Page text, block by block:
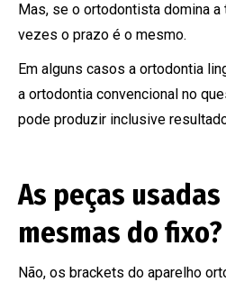
Mas, se o ortodontista domina a
vezes o prazo é o mesmo.
Em alguns casos a ortodontia
a ortodontia convencional no
pode produzir inclusive
As peças
mesmas do fixo?
Não, os brackets do aparelho